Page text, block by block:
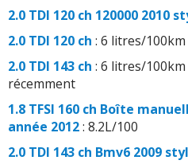
2.0 TDI 120 ch 120000 2010
2.0 TDI 120 ch : 6 litres/100km
2.0 TDI 143 ch : 6 litres/
récemment
1.8 TFSI 160 ch Boîte
année 2012: 8.2L/100
2.0 TDI 143 ch Bmv6 2009